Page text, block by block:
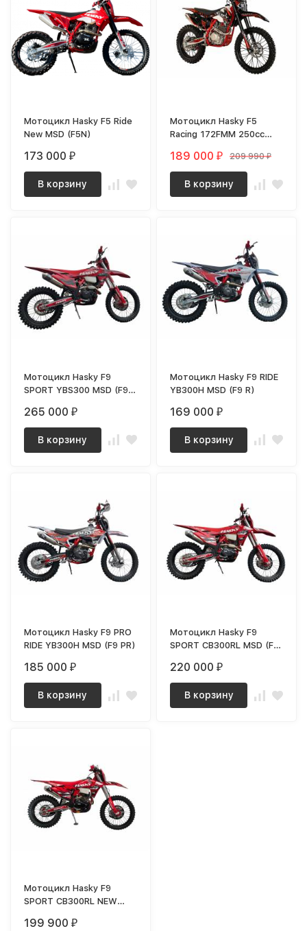
Мотоцикл Hasky F5 Ride
New MSD (F5N)
173 000₽
В корзину
Мотоцикл Hasky F5
Racing 172FMM 250cc
189 000₽ 209 990₽
В корзину
Мотоцикл Hasky F9
SPORT YBS300 MSD (F9
265 000₽
В корзину
Мотоцикл Hasky F9 RIDE
YB300H MSD (F9 R)
169 000₽
В корзину
Мотоцикл Hasky F9 PRO
RIDE YB300H MSD (F9 PR)
185 000₽
В корзину
Мотоцикл Hasky F9
SPORT CB300RL MSD (F9
220 000₽
В корзину
Мотоцикл Hasky F9
SPORT CB300RL NEW
199 900₽